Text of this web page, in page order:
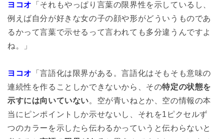
ヨコオ
「それもやっぱり言葉の限界性を示しているし、
例えば自分が好きな女の子の顔や形がどういうものであ
るかって言葉で示せるって言われても多分違うんですよ
ね。」
ヨコオ
「言語化は限界がある。言語化はそもそも意味の
連続性を作ることしかできないから、その特定の状態を
示すには向いていない。空が青いねとか、空の情報の本
当にピンポイントしか示せないし、それを1ピクセルず
つのカラーを示したら伝わるかっていうと伝わらないと